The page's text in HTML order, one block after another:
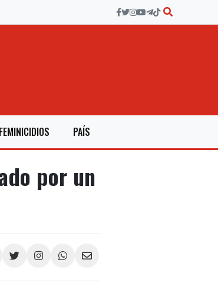
FEMINICIDIOS PAÍS
por un